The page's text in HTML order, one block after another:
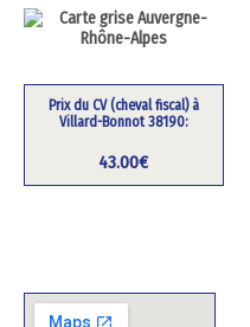
Prix du CV (cheval fiscal) à
Villard-Bonnot 38190:
43.00€